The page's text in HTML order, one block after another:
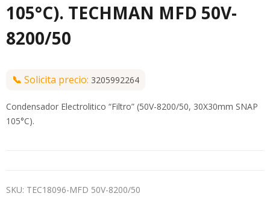
105°C). TECHMAN MFD 50V-
8200/50
📞 Solicita precio: 3205992264
Condensador Electrolitico “Filtro” (50V-8200/50, 30X30mm SNAP
105°C).
SKU: TEC18096-MFD 50V-8200/50